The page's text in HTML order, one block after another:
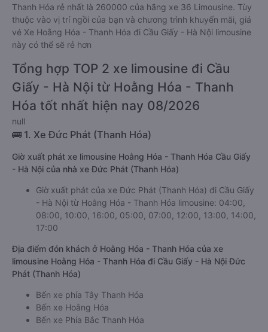
Thanh Hóa rẻ nhất là 260000 của hãng xe 36 Limousine. Tùy
thuộc vào vị trí ngồi của bạn và chương trình khuyến mãi, giá
vé Xe Hoằng Hóa - Thanh Hóa đi Cầu Giấy - Hà Nội limousine
này có thể sẽ rẻ hơn
Tổng hợp TOP 2 xe limousine đi Cầu
Giấy - Hà Nội từ Hoằng Hóa - Thanh
Hóa tốt nhất hiện nay 08/2026
null
🚌 1. Xe Đức Phát (Thanh Hóa)
Giờ xuất phát xe limousine Hoằng Hóa - Thanh Hóa Cầu Giấy
- Hà Nội của nhà xe Đức Phát (Thanh Hóa)
Giờ xuất phát của xe Đức Phát (Thanh Hóa) đi Cầu Giấy
- Hà Nội từ Hoằng Hóa - Thanh Hóa limousine: 04:00,
08:00, 10:00, 16:00, 05:00, 07:00, 12:00, 13:00, 14:00,
17:00
Địa điểm đón khách ở Hoằng Hóa - Thanh Hóa của xe
limousine Hoằng Hóa - Thanh Hóa đi Cầu Giấy - Hà Nội Đức
Phát (Thanh Hóa)
Bến xe phía Tây Thanh Hóa
Bến xe Hoằng Hóa
Bến xe Phía Bắc Thanh Hóa